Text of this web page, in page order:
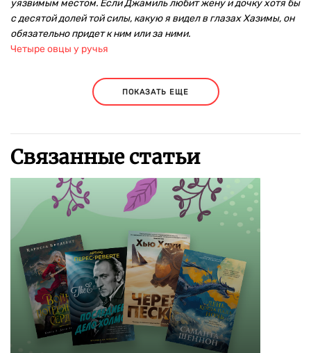
уязвимым местом. Если Джамиль любит жену и дочку хотя бы
с десятой долей той силы, какую я видел в глазах Хазимы, он
обязательно придет к ним или за ними.
Четыре овцы у ручья
ПОКАЗАТЬ ЕЩЕ
Связанные статьи